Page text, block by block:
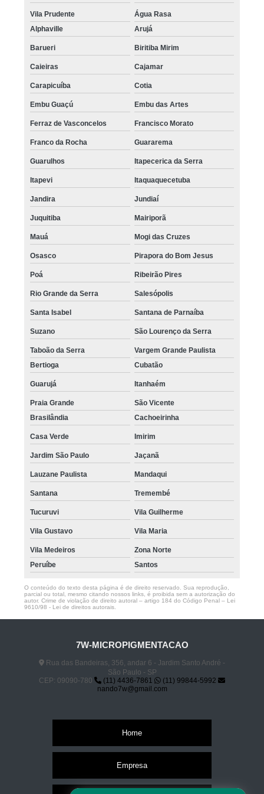
Vila Prudente
Água Rasa
Alphaville
Arujá
Barueri Biritiba Mirim
Caieiras Cajamar
Carapicuíba Cotia
Embu Guaçú Embu das Artes
Ferraz de Vasconcelos Francisco Morato
Franco da Rocha Guararema
Guarulhos Itapecerica da Serra
Itapevi Itaquaquecetuba
Jandira Jundiaí
Juquitiba Mairiporã
Mauá Mogi das Cruzes
Osasco Pirapora do Bom Jesus
Poá Ribeirão Pires
Rio Grande da Serra Salesópolis
Santa Isabel Santana de Parnaíba
Suzano São Lourenço da Serra
Taboão da Serra
Vargem Grande Paulista
Bertioga
Cubatão
Guarujá Itanhaém
Praia Grande
São Vicente
Brasilândia
Cachoeirinha
Casa Verde Imirim
Jardim São Paulo Jaçanã
Lauzane Paulista Mandaqui
Santana Tremembé
Tucuruvi Vila Guilherme
Vila Gustavo Vila Maria
Vila Medeiros
Zona Norte
Peruíbe
Santos
O conteúdo do texto desta página é de direito reservado. Sua reprodução,
parcial ou total, mesmo citando nossos links, é proibida sem a autorização do
autor. Crime de violação de direito autoral – artigo 184 do Código Penal – Lei
9610/98 - Lei de direitos autorais
7W-MICROPIGMENTACAO
Rua das Bandeiras, 356, andar 6 - Jardim Santo André -
São Paulo - SP
CEP: 09090-780
(11) 4436-7861
(11) 99844-5992
nando7w@gmail.com
Home
Empresa